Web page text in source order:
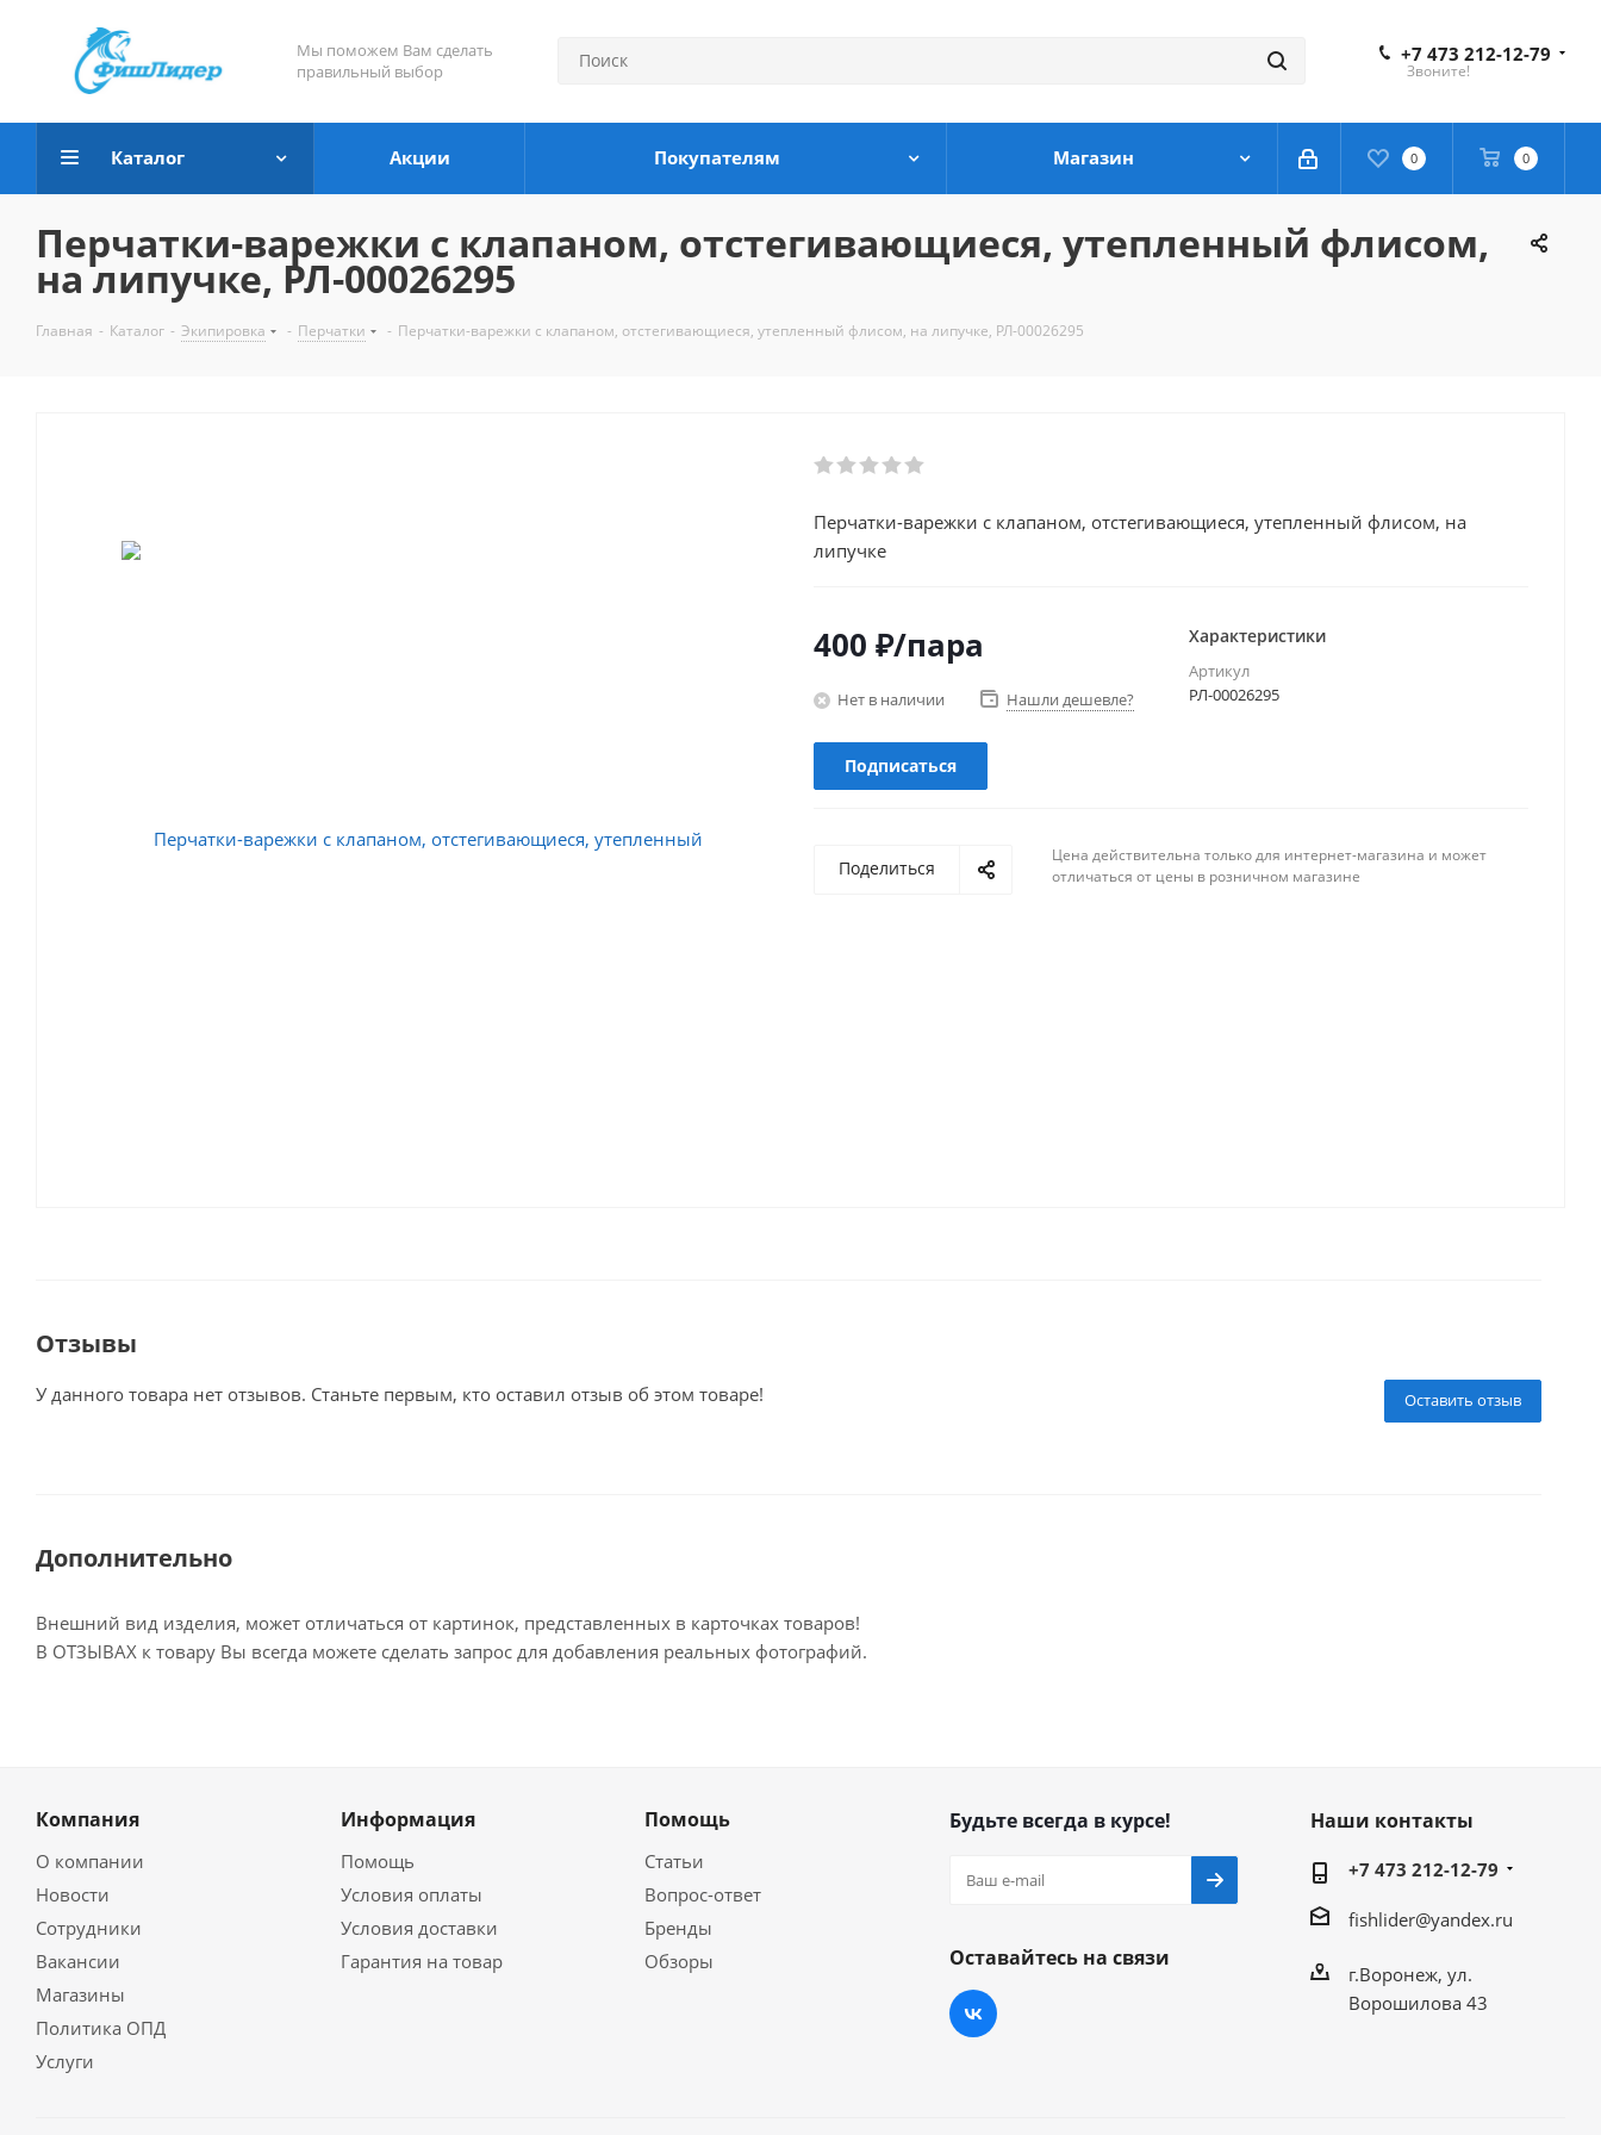
Мы поможем Вам сделать
правильный выбор
+7 473 212-12-79
Звоните!
0 0
Каталог Акции Покупателям Магазин
Перчатки-варежки с клапаном, отстегивающиеся, утепленный флисом,
на липучке, РЛ-00026295
Главная - Каталог - Экипировка - Перчатки - Перчатки-варежки с клапаном, отстегивающиеся, утепленный флисом, на липучке, РЛ-00026295
Перчатки-варежки с клапаном, отстегивающиеся, утепленный флисом, на
липучке
400 ₽/пара
Нет в наличии Нашли дешевле?
Подписаться
Характеристики
Артикул
РЛ-00026295
Поделиться
Цена действительна только для интернет-магазина и может
отличаться от цены в розничном магазине
Отзывы
Оставить отзыв
У данного товара нет отзывов. Станьте первым, кто оставил отзыв об этом товаре!
Дополнительно
Внешний вид изделия, может отличаться от картинок, представленных в карточках товаров!
В ОТЗЫВАХ к товару Вы всегда можете сделать запрос для добавления реальных фотографий.
Компания
О компании
Новости
Сотрудники
Вакансии
Магазины
Политика ОПД
Услуги
Информация
Помощь
Условия оплаты
Условия доставки
Гарантия на товар
Помощь
Статьи
Вопрос-ответ
Бренды
Обзоры
Будьте всегда в курсе!
Оставайтесь на связи
Наши контакты
+7 473 212-12-79
fishlider@yandex.ru
г.Воронеж, ул.
Ворошилова 43